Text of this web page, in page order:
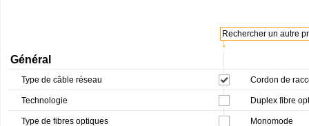
↓
Rechercher un autre
Général
Type de câble réseau Cordon de
Technologie Duplex fibre
Type de fibres optiques Monomode